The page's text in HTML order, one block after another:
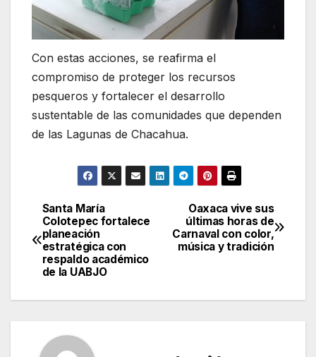
Con estas acciones, se reafirma el
compromiso de proteger los recursos
pesqueros y fortalecer el desarrollo
sustentable de las comunidades que dependen
de las Lagunas de Chacahua.
Navegación
de
entradas
Oaxaca vive sus
últimas horas de
Carnaval con color,
música y tradición
Santa María
Colotepec fortalece
planeación
estratégica con
respaldo académico
de la UABJO